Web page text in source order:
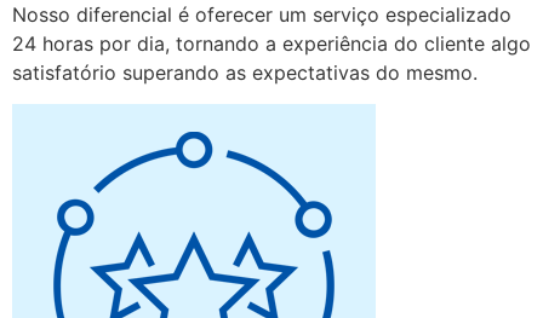
Nosso diferencial é oferecer um serviço especializado
24 horas por dia, tornando a experiência do cliente algo
satisfatório superando as expectativas do mesmo.